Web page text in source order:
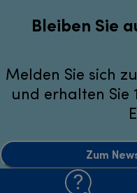
Bleiben Sie
Melden Sie sich
und erhalten Sie
Zum